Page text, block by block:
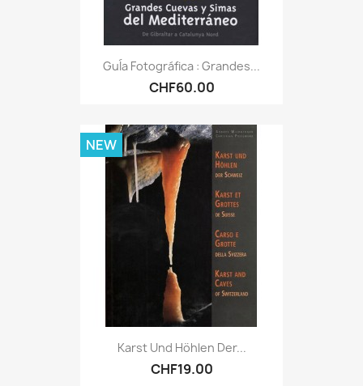
GuÍa Fotográfica : Grandes...
CHF60.00
Karst Und Höhlen Der...
CHF19.00
NEW